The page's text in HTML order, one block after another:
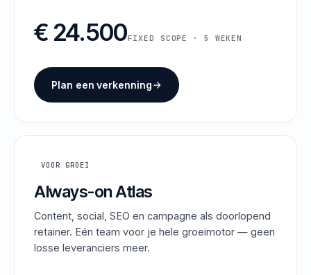
€ 24.500FIXED SCOPE · 5 WEKEN
Plan een verkenning
VOOR GROEI
Always-on Atlas
Content, social, SEO en campagne als doorlopend
retainer. Eén team voor je hele groeimotor — geen
losse leveranciers meer.